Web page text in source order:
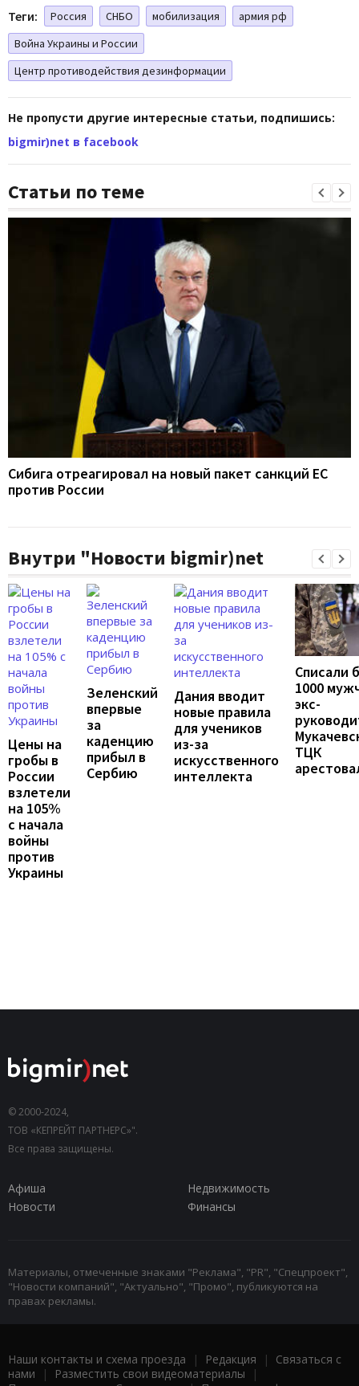
Теги: Россия СНБО мобилизация
армия рф
Война Украины и России
Центр противодействия дезинформации
Не пропусти другие интересные статьи, подпишись:
bigmir)net в facebook
Статьи по теме
Сибига отреагировал на новый пакет санкций ЕС
против России
Внутри "Новости bigmir)net
Цены на
гробы в
России
взлетели
на 105%
с начала
войны
против
Украины
Зеленский
впервые
за
каденцию
прибыл в
Сербию
Дания вводит
новые правила
для учеников
из-за
искусственного
интеллекта
Списали
1000
экс-
ТЦК
© 2000-2024,
ТОВ «КЕПРЕЙТ ПАРТНЕРС»".
Все права защищены.
Афиша
Недвижимость
Новости
Финансы
Материалы, отмеченные знаками "Реклама", "PR", "Спецпроект",
"Новости компаний", "Актуально", "Промо", публикуются на
правах рекламы.
Наши контакты и схема проезда | Редакция | Связаться с
нами | Разместить свои видеоматериалы |